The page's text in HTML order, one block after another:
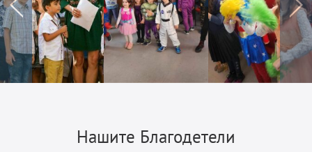
Нашите Благодетели